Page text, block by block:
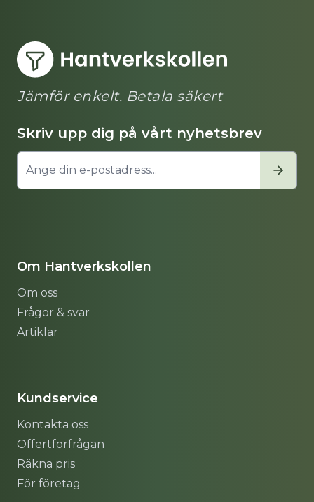
Jämför enkelt. Betala säkert
Skriv upp dig på vårt nyhetsbrev
Om Hantverkskollen
Om oss
Frågor & svar
Artiklar
Kundservice
Kontakta oss
Offertförfrågan
Räkna pris
För företag